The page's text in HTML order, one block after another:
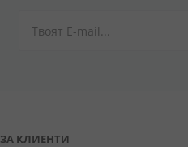
ЗА КЛИЕНТИ